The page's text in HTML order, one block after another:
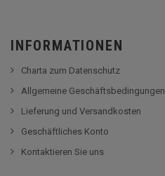
INFORMATIONEN
Charta zum Datenschutz
Allgemeine Geschäftsbedingungen
Lieferung und Versandkosten
Geschäftliches Konto
Kontaktieren Sie uns